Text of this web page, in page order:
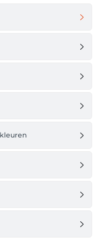
passie, precisie en